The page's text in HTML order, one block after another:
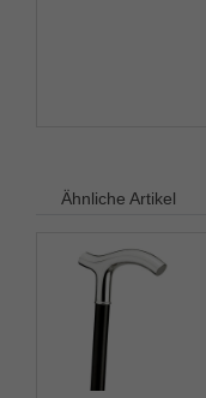
Ähnliche Artikel